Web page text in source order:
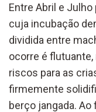
Entre Abril e
cuja incubação
dividida entre
ocorre é
riscos para as
firmemente
berço jangada.